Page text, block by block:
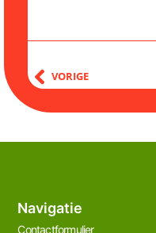
VORIGE
Navigatie
Contactformulier